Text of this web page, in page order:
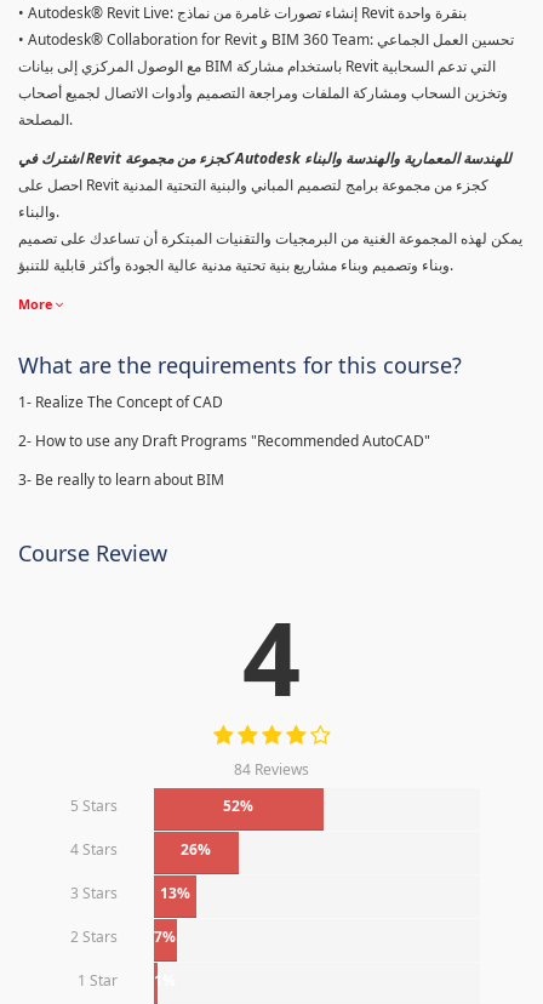
• Autodesk® Revit Live: إنشاء تصورات غامرة من نماذج Revit بنقرة واحدة
• Autodesk® Collaboration for Revit و BIM 360 Team: تحسين العمل الجماعي
مع الوصول المركزي إلى بيانات BIM باستخدام مشاركة Revit التي تدعم السحابية
وتخزين السحاب ومشاركة الملفات ومراجعة التصميم وأدوات الاتصال لجميع أصحاب
المصلحة.
اشترك في Revit كجزء من مجموعة Autodesk للهندسة المعمارية والهندسة والبناء
احصل على Revit كجزء من مجموعة برامج لتصميم المباني والبنية التحتية المدنية
والبناء.
يمكن لهذه المجموعة الغنية من البرمجيات والتقنيات المبتكرة أن تساعدك على تصميم
وبناء وتصميم وبناء مشاريع بنية تحتية مدنية عالية الجودة وأكثر قابلية للتنبؤ.
More
What are the requirements for this course?
1- Realize The Concept of CAD
2- How to use any Draft Programs "Recommended AutoCAD"
3- Be really to learn about BIM
Course Review
4
84 Reviews
5 Stars
52%
4 Stars 26%
3 Stars 13%
2 Stars 7%
1 Star 1%